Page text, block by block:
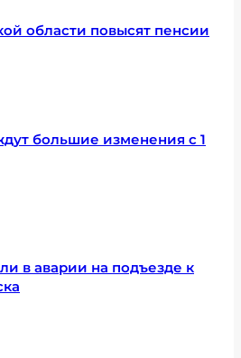
области повысят пенсии
большие изменения с 1
в аварии на подъезде к